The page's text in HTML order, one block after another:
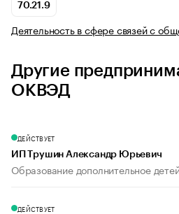
70.21.9
Деятельность в сфере связей с
Другие
ОКВЭД
ДЕЙСТВУЕТ
ИП Трушин Александр Юрьевич
Образование дополнительное
ДЕЙСТВУЕТ